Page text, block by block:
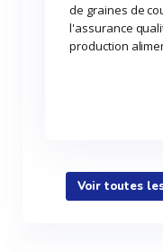
de graines de
l'assurance
production
Voir toutes